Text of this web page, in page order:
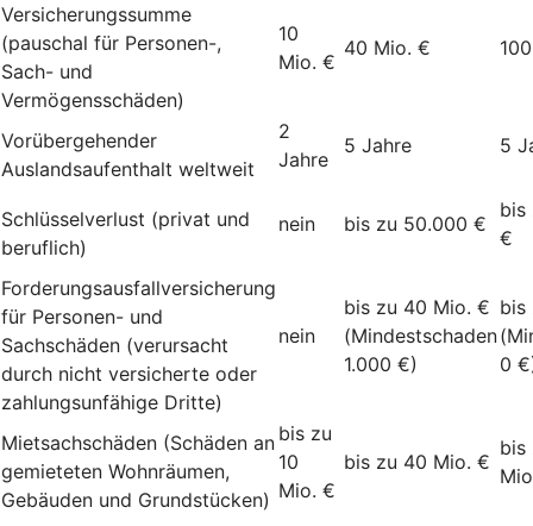
Versicherungssumme
(pauschal für Personen-,
Sach- und
Vermögensschäden)
10
Mio. €
40 Mio. €
Vorübergehender
Auslandsaufenthalt weltweit
2
Jahre
5 Jahre 5
Schlüsselverlust (privat und
beruflich)
nein bis zu 50.000 €
bis
€
Forderungsausfallversicherung
für Personen- und
Sachschäden (verursacht
durch nicht versicherte oder
zahlungsunfähige Dritte)
nein
bis zu 40 Mio. €
(Mindestschaden
1.000 €)
bis
0
Mietsachschäden (Schäden an
gemieteten Wohnräumen,
Gebäuden und Grundstücken)
bis zu
10
Mio. €
bis zu 40 Mio. €
bis